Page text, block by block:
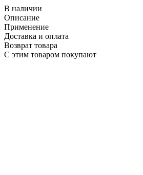
В наличии
Описание
Применение
Доставка и оплата
Возврат товара
С этим товаром покупают